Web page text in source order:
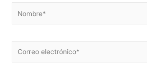
electrónico*